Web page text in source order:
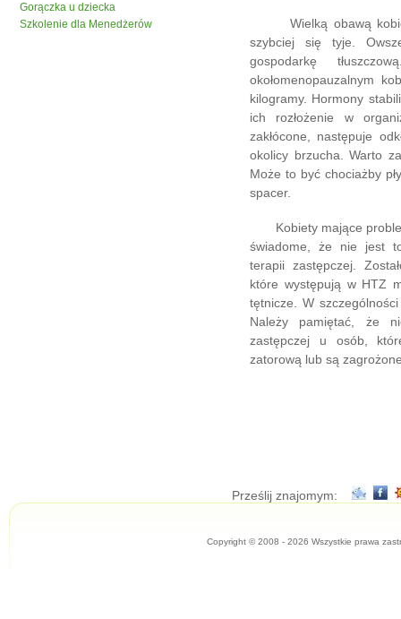
Gorączka u dziecka
Szkolenie dla Menedżerów
Wielką obawą kobiet
szybciej się tyje.
gospodarkę
okołomenopauzalnym
kilogramy. Hormony
ich rozłożenie w
zakłócone, następuje
okolicy brzucha. Warto
Może to być chociażby
spacer.
Kobiety mające
świadome, że nie jest
terapii zastępczej.
które występują w HTZ
tętnicze. W
Należy pamiętać, że
zastępczej u osób,
zatorową lub są
Prześlij znajomym:
Copyright © 2008 - 2026 Wszystkie prawa